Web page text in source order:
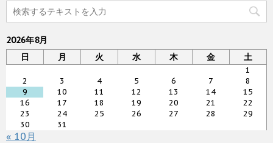
2026年8月
日
月 火 水 木 金 土
1
2
3 4 5 6 7
8
9
10 11 12 13 14
15
16
17 18 19 20 21
22
23
24 25 26 27 28
29
30
31
« 10月